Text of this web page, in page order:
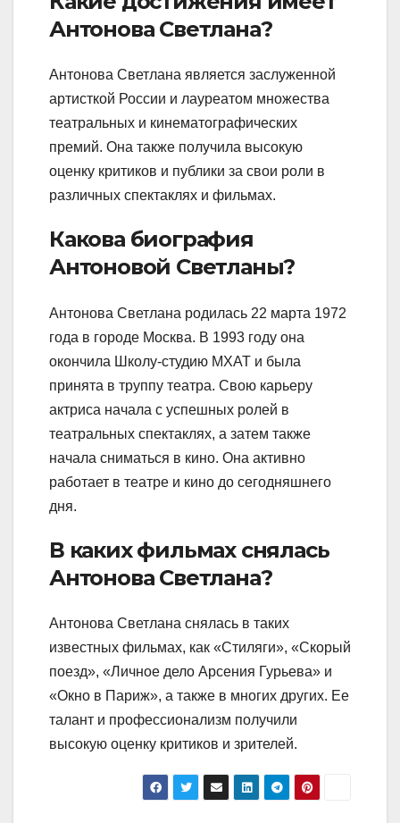
Антонова Светлана?
Антонова Светлана является заслуженной
артисткой России и лауреатом множества
театральных и кинематографических
премий. Она также получила высокую
оценку критиков и публики за свои роли в
различных спектаклях и фильмах.
Какова биография
Антоновой Светланы?
Антонова Светлана родилась 22 марта 1972
года в городе Москва. В 1993 году она
окончила Школу-студию МХАТ и была
принята в труппу театра. Свою карьеру
актриса начала с успешных ролей в
театральных спектаклях, а затем также
начала сниматься в кино. Она активно
работает в театре и кино до сегодняшнего
дня.
В каких фильмах снялась
Антонова Светлана?
Антонова Светлана снялась в таких
известных фильмах, как «Стиляги», «Скорый
поезд», «Личное дело Арсения Гурьева» и
«Окно в Париж», а также в многих других. Ее
талант и профессионализм получили
высокую оценку критиков и зрителей.